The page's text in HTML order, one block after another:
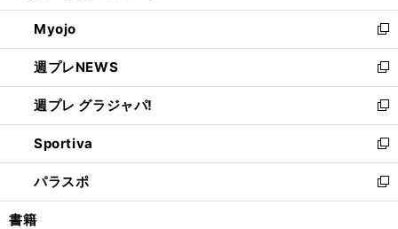
開
く
ウ
で
開
く
ン
ド
ウ
で
開
く
ウ
ィ
ン
ド
ウ
で
開
く
Myojo
新
し
い
ウ
ィ
ン
ド
ウ
で
開
週プレNEWS
新
し
い
ウ
ィ
ン
ド
ウ
週プレ グラジャパ!
新
し
い
ウ
ィ
ン
Sportiva
新
し
い
ウ
パラスポ
新
し
書籍